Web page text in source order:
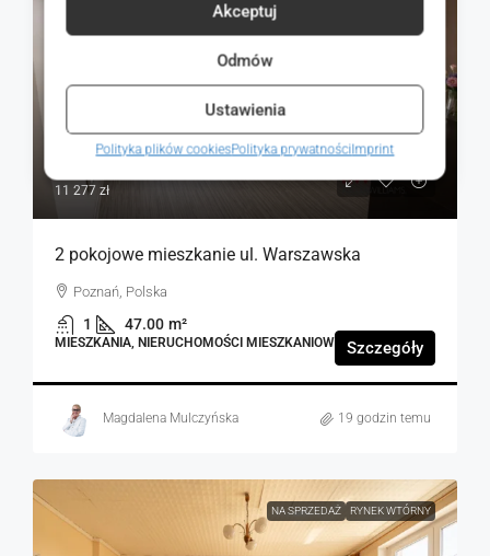
Akceptuj
Odmów
Ustawienia
Polityka plików cookiesPolityka prywatnościImprint
11 277 zł
2 pokojowe mieszkanie ul. Warszawska
Poznań, Polska
1 47.00 m²
MIESZKANIA, NIERUCHOMOŚCI MIESZKANIOWE Szczegóły
Magdalena Mulczyńska 19 godzin temu
NA SPRZEDAŻ RYNEK WTÓRNY